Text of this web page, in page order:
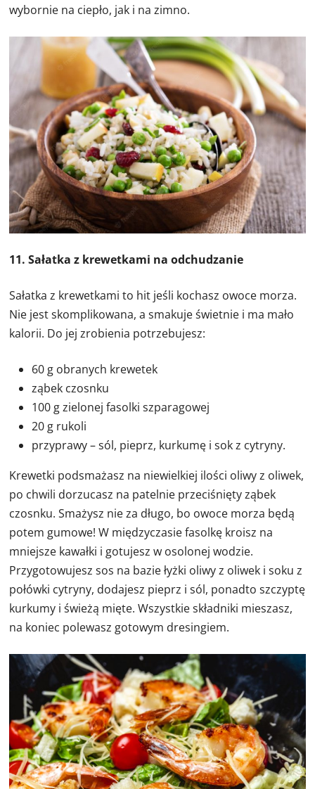
wybornie na ciepło, jak i na zimno.
11. Sałatka z krewetkami na odchudzanie
Sałatka z krewetkami to hit jeśli kochasz owoce morza.
Nie jest skomplikowana, a smakuje świetnie i ma mało
kalorii. Do jej zrobienia potrzebujesz:
60 g obranych krewetek
ząbek czosnku
100 g zielonej fasolki szparagowej
20 g rukoli
przyprawy – sól, pieprz, kurkumę i sok z cytryny.
Krewetki podsmażasz na niewielkiej ilości oliwy z oliwek,
po chwili dorzucasz na patelnie przeciśnięty ząbek
czosnku. Smażysz nie za długo, bo owoce morza będą
potem gumowe! W międzyczasie fasolkę kroisz na
mniejsze kawałki i gotujesz w osolonej wodzie.
Przygotowujesz sos na bazie łyżki oliwy z oliwek i soku z
połówki cytryny, dodajesz pieprz i sól, ponadto szczyptę
kurkumy i świeżą mięte. Wszystkie składniki mieszasz,
na koniec polewasz gotowym dresingiem.